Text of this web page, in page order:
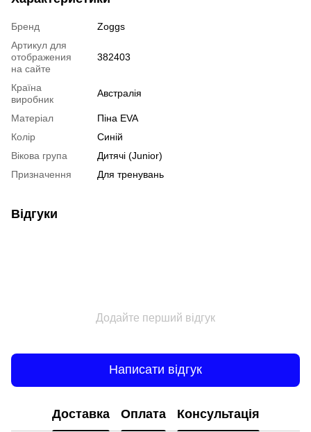
Бренд
Zoggs
Артикул для
отображения
на сайте
382403
Країна
виробник
Австралія
Матеріал
Піна EVA
Колір
Синій
Вікова група
Дитячі (Junior)
Призначення
Для тренувань
Відгуки
Додайте перший відгук
Написати відгук
Доставка Оплата Консультація